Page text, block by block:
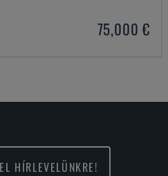
75,000 €
HÍRLEVELÜNKRE!